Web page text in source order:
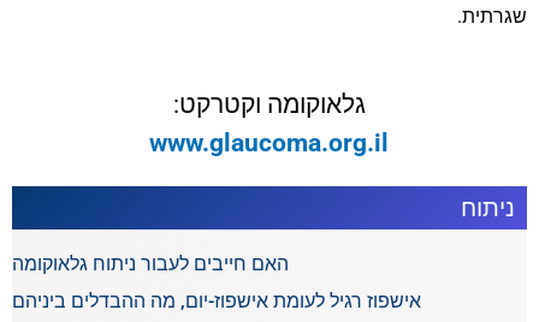
שגרתית.
גלאוקומה וקטרקט:
www.glaucoma.org.il
ניתוח
האם חייבים לעבור ניתוח גלאוקומה
אישפוז רגיל לעומת אישפוז-יום, מה ההבדלים ביניהם